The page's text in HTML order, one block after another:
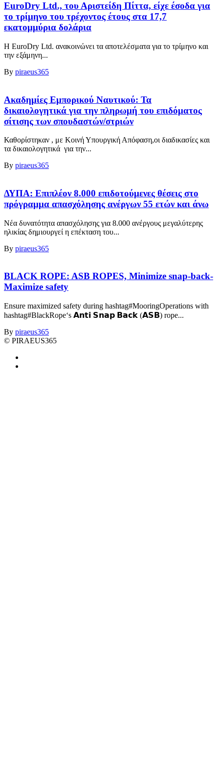
EuroDry Ltd., του Αριστείδη Πίττα, είχε έσοδα για
το τρίμηνο του τρέχοντος έτους στα 17,7
εκατομμύρια δολάρια
Η EuroDry Ltd. ανακοινώνει τα αποτελέσματα για το τρίμηνο και
την εξάμηνη...
By piraeus365
Ακαδημίες Εμπορικού Ναυτικού: Τα
δικαιολογητικά για την πληρωμή του επιδόματος
σίτισης των σπουδαστών/στριών
Καθορίστηκαν , με Κοινή Υπουργική Απόφαση,οι διαδικασίες και
τα δικαιολογητικά για την...
By piraeus365
ΔΥΠΑ: Επιπλέον 8.000 επιδοτούμενες θέσεις στο
πρόγραμμα απασχόλησης ανέργων 55 ετών και άνω
Νέα δυνατότητα απασχόλησης για 8.000 ανέργους μεγαλύτερης
ηλικίας δημιουργεί η επέκταση του...
By piraeus365
BLACK ROPE: ASB ROPES, Minimize snap-back-
Maximize safety
Ensure maximized safety during hashtag#MooringOperations with
hashtag#BlackRope‘s 𝗔𝗻𝘁𝗶 𝗦𝗻𝗮𝗽 𝗕𝗮𝗰𝗸 (𝗔𝗦𝗕) rope...
By piraeus365
© PIRAEUS365